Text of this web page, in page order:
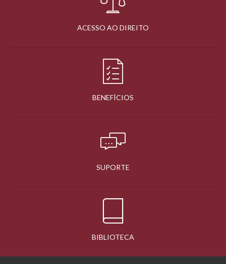
ACESSO AO DIREITO
BENEFÍCIOS
SUPORTE
BIBLIOTECA